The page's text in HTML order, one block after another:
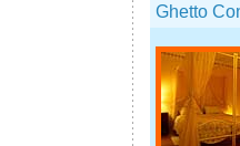
Ghetto